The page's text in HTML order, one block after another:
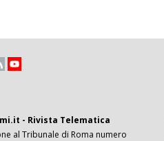
- Rivista Telematica
al Tribunale di Roma numero